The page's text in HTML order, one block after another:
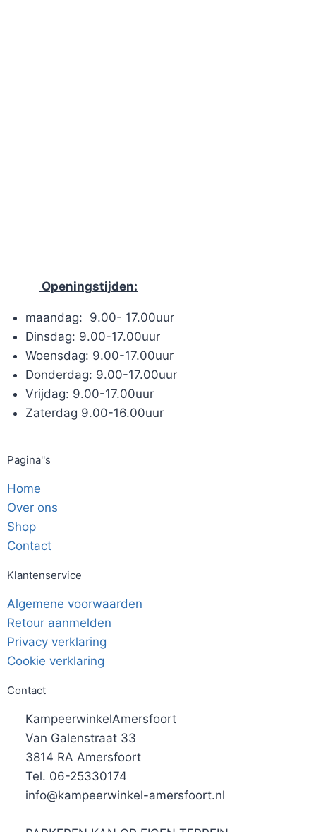
Openingstijden:
maandag: 9.00- 17.00uur
Dinsdag: 9.00-17.00uur
Woensdag: 9.00-17.00uur
Donderdag: 9.00-17.00uur
Vrijdag: 9.00-17.00uur
Zaterdag 9.00-16.00uur
Pagina''s
Home
Over ons
Shop
Contact
Klantenservice
Algemene voorwaarden
Retour aanmelden
Privacy verklaring
Cookie verklaring
Contact
KampeerwinkelAmersfoort
Van Galenstraat 33
3814 RA Amersfoort
Tel. 06-25330174
info@kampeerwinkel-amersfoort.nl